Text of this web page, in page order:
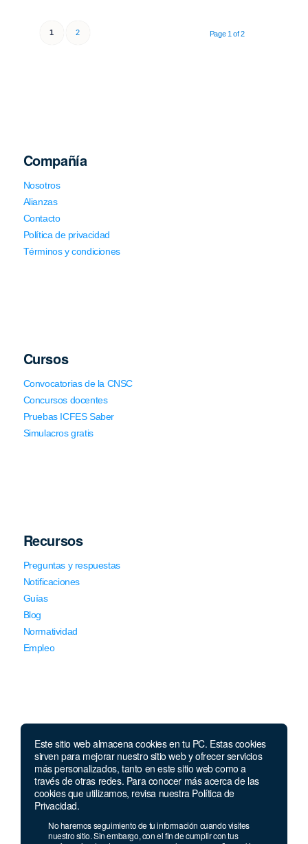
Este sitio web almacena cookies en tu PC. Estas cookies
sirven para mejorar nuestro sitio web y ofrecer servicios
más personalizados, tanto en este sitio web como a
través de otras redes. Para conocer más acerca de las
cookies que utilizamos, revisa nuestra Política de
Privacidad.
No haremos seguimiento de tu información cuando visites
nuestro sitio. Sin embargo, con el fin de cumplir con tus
Page 1 of 2
1 2
Compañía
Nosotros
Alianzas
Contacto
Política de privacidad
Términos y condiciones
Cursos
Convocatorias de la CNSC
Concursos docentes
Pruebas ICFES Saber
Simulacros gratis
Recursos
Preguntas y respuestas
Notificaciones
Guías
Blog
Normatividad
Empleo
Llámanos
Lunes a jueves de 7 a.m.
a 5:00 p.m. Viernes de
7 a.m. a 4 p.m. Sábados de 8 a.m. a 2 p.m.
Celular y Whatsapp:333 033 40 39